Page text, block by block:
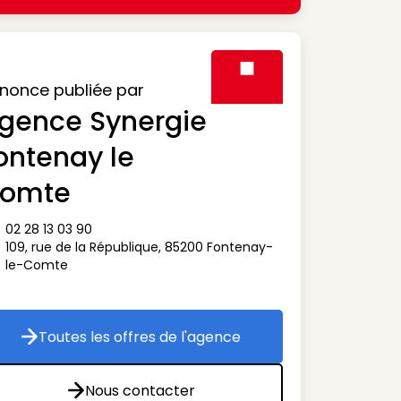
publiée par
Synergie
le
téléphone
02 28 13 03 90
adresse
109, rue de la République, 85200 Fontenay-
le-Comte
Toutes les offres de l'agence
Toutes les offres de l'agence
Nous contacter